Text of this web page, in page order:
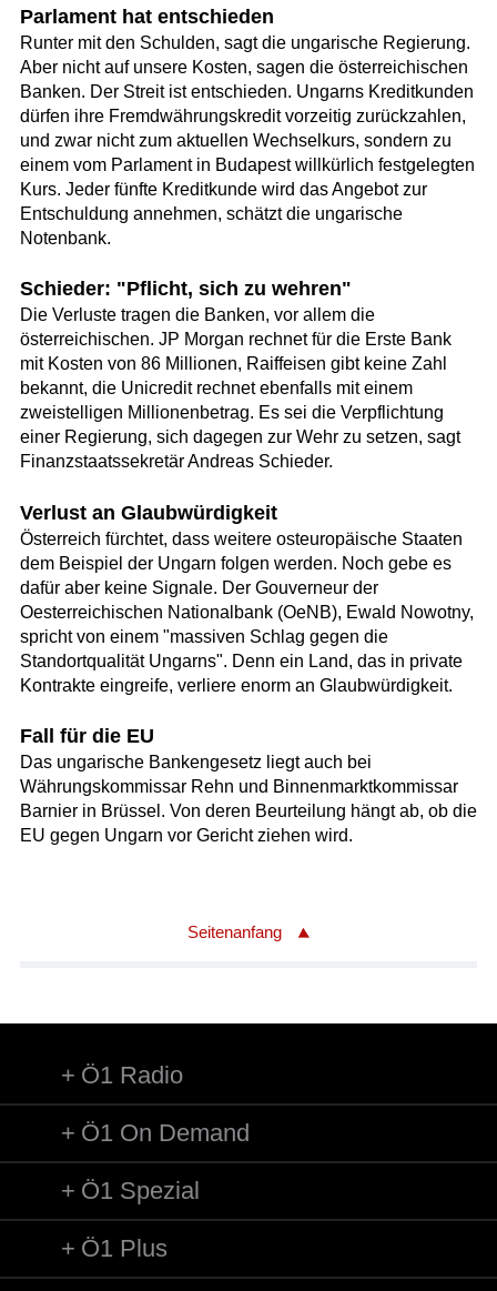
Parlament hat entschieden
Runter mit den Schulden, sagt die ungarische Regierung.
Aber nicht auf unsere Kosten, sagen die österreichischen
Banken. Der Streit ist entschieden. Ungarns Kreditkunden
dürfen ihre Fremdwährungskredit vorzeitig zurückzahlen,
und zwar nicht zum aktuellen Wechselkurs, sondern zu
einem vom Parlament in Budapest willkürlich festgelegten
Kurs. Jeder fünfte Kreditkunde wird das Angebot zur
Entschuldung annehmen, schätzt die ungarische
Notenbank.
Schieder: "Pflicht, sich zu wehren"
Die Verluste tragen die Banken, vor allem die
österreichischen. JP Morgan rechnet für die Erste Bank
mit Kosten von 86 Millionen, Raiffeisen gibt keine Zahl
bekannt, die Unicredit rechnet ebenfalls mit einem
zweistelligen Millionenbetrag. Es sei die Verpflichtung
einer Regierung, sich dagegen zur Wehr zu setzen, sagt
Finanzstaatssekretär Andreas Schieder.
Verlust an Glaubwürdigkeit
Österreich fürchtet, dass weitere osteuropäische Staaten
dem Beispiel der Ungarn folgen werden. Noch gebe es
dafür aber keine Signale. Der Gouverneur der
Oesterreichischen Nationalbank (OeNB), Ewald Nowotny,
spricht von einem "massiven Schlag gegen die
Standortqualität Ungarns". Denn ein Land, das in private
Kontrakte eingreife, verliere enorm an Glaubwürdigkeit.
Fall für die EU
Das ungarische Bankengesetz liegt auch bei
Währungskommissar Rehn und Binnenmarktkommissar
Barnier in Brüssel. Von deren Beurteilung hängt ab, ob die
EU gegen Ungarn vor Gericht ziehen wird.
Seitenanfang
Ö1 Radio
Ö1 On Demand
Ö1 Spezial
Ö1 Plus